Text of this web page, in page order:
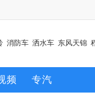
消防车 洒水车 东风天锦
频 专汽